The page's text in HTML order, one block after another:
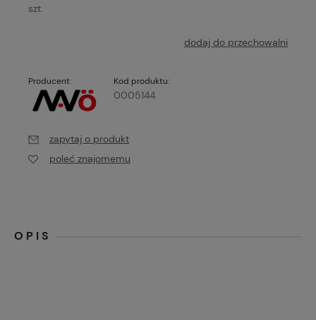
szt.
dodaj do przechowalni
Producent: Kod produktu:
0005144
zapytaj o produkt
poleć znajomemu
OPIS